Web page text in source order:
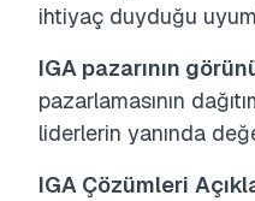
ihtiyaç duyduğu
IGA pazarının
pazarlamasının
liderlerin yanında
IGA Çözümleri